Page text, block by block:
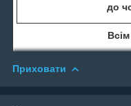
до
Всім
Приховати